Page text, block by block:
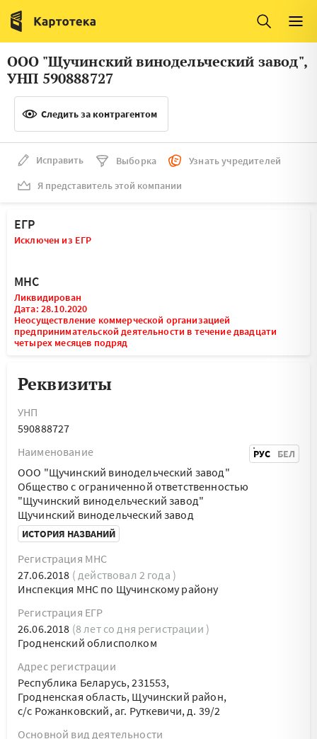
Италия
Люксембург
Литва
Латвия
Словения
Франция
Финляндия
Швеция
Мальта
ООО "Щучинский винодельческий завод",
УНП 590888727
Следить за контрагентом
Исправить Выборка
Узнать учредителей
Я представитель этой компании
ЕГР
Исключен из ЕГР
МНС
Ликвидирован
Дата: 28.10.2020
Неосуществление коммерческой организацией
предпринимательской деятельности в течение двадцати
четырех месяцев подряд
Реквизиты
УНП
590888727
Наименование
РУС БЕЛ
ООО "Щучинский винодельческий завод"
Общество с ограниченной ответственностью
"Щучинский винодельческий завод"
Щучинский винодельческий завод
ИСТОРИЯ НАЗВАНИЙ
Регистрация МНС
27.06.2018 ( действовал 2 года )
Инспекция МНС по Щучинскому району
Регистрация ЕГР
26.06.2018 (8 лет со дня регистрации )
Гродненский облисполком
Адрес регистрации
Республика Беларусь, 231553,
Гродненская область, Щучинский район,
с/с Рожанковский, аг. Руткевичи, д. 39/2
Основной вид деятельности